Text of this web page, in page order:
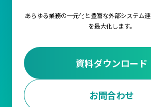
あらゆる業務の一元化と豊富な外部システム
を最大化します。
資料ダウンロード
お問合わせ